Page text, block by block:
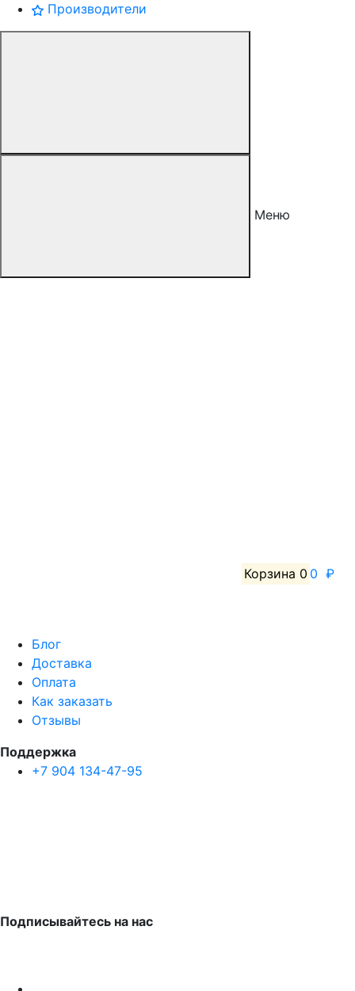
Производители
Меню
Корзина 0 0 ₽
Блог
Доставка
Оплата
Как заказать
Отзывы
Поддержка
+7 904 134-47-95
Подписывайтесь на нас